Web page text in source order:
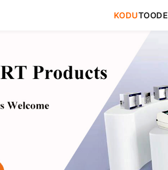
KODUTOODE